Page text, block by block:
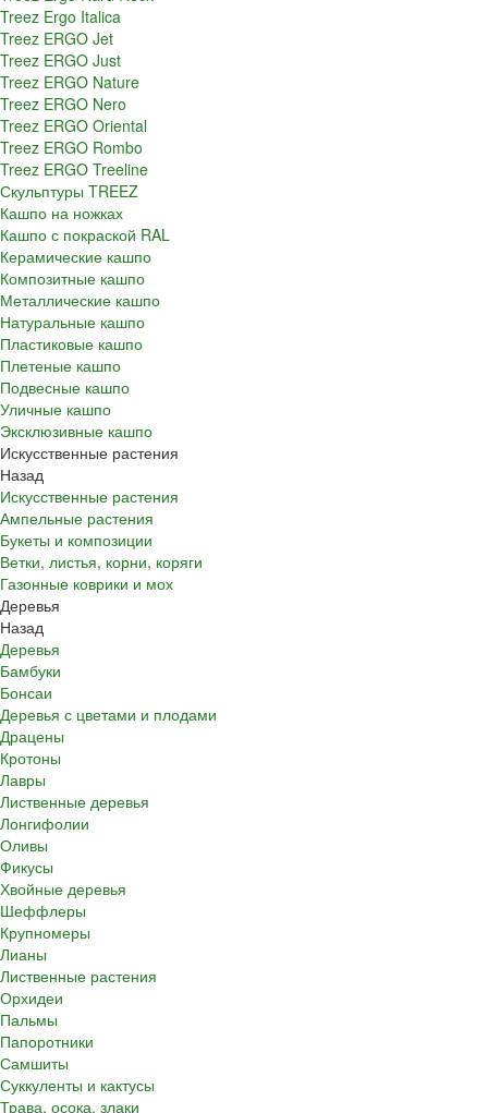
Treez Ergo Italica
Treez ERGO Jet
Treez ERGO Just
Treez ERGO Nature
Treez ERGO Nero
Treez ERGO Oriental
Treez ERGO Rombo
Treez ERGO Treeline
Скульптуры TREEZ
Кашпо на ножках
Кашпо с покраской RAL
Керамические кашпо
Композитные кашпо
Металлические кашпо
Натуральные кашпо
Пластиковые кашпо
Плетеные кашпо
Подвесные кашпо
Уличные кашпо
Эксклюзивные кашпо
Искусственные растения
Назад
Искусственные растения
Ампельные растения
Букеты и композиции
Ветки, листья, корни, коряги
Газонные коврики и мох
Деревья
Назад
Деревья
Бамбуки
Бонсаи
Деревья с цветами и плодами
Драцены
Кротоны
Лавры
Лиственные деревья
Лонгифолии
Оливы
Фикусы
Хвойные деревья
Шеффлеры
Крупномеры
Лианы
Лиственные растения
Орхидеи
Пальмы
Папоротники
Самшиты
Суккуленты и кактусы
Трава, осока, злаки